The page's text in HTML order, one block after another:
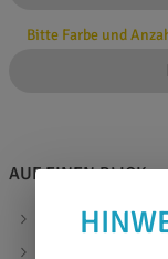
Bitte Farbe und
AUF EINEN BLICK
gegossene